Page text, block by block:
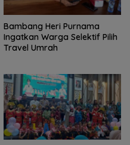
Bambang Heri Purnama
Ingatkan Warga Selektif Pilih
Travel Umrah